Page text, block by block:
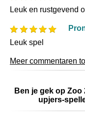
Leuk en rustgevend
Leuk spel
Meer commentaren
Ben je gek op
upjers-